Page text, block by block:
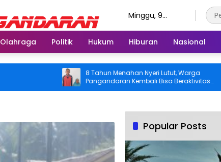
Minggu, 9
Olahraga Politik Hukum Hiburan Nasional
8 Tahun Menahan Nyeri Lutut, Warga
Pangandaran Kembali Bisa Beraktivitas
Usai Operasi Gratis Ditanggung BPJS
Popular Posts